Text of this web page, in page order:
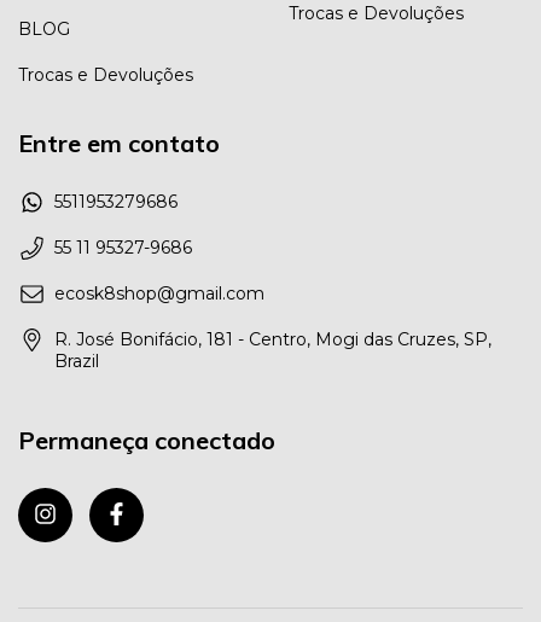
BLOG
Trocas e Devoluções
Trocas e Devoluções
Entre em contato
5511953279686
55 11 95327-9686
ecosk8shop@gmail.com
R. José Bonifácio, 181 - Centro, Mogi das Cruzes, SP,
Brazil
Permaneça conectado